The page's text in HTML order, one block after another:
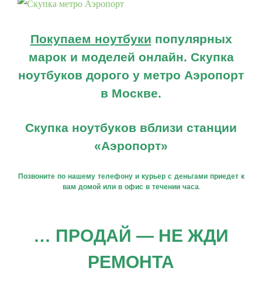
Покупаем ноутбуки популярных
марок и моделей онлайн. Скупка
ноутбуков дорого у метро Аэропорт
в Москве.
Скупка ноутбуков вблизи станции
«Аэропорт»
Позвоните по нашему телефону и курьер с деньгами приедет к
вам домой или в офис в течении часа.
… ПРОДАЙ — НЕ ЖДИ
РЕМОНТА
КОНТАКТЫ
Email:priemtehniki@mail.ru
priemtehniki.ru